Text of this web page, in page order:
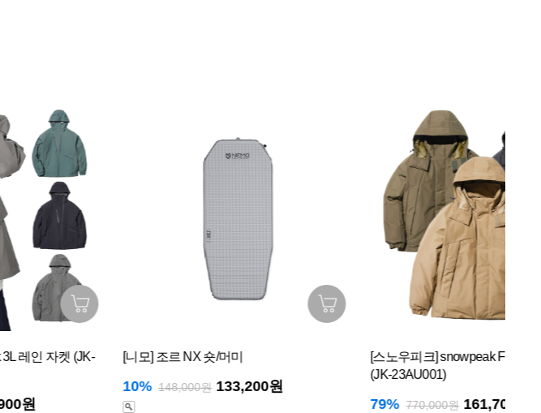
[니모] 조르 NX 숏/머미
133,200원
[스노우피크] snowpeak FR 2L 다운 자켓
161,700원